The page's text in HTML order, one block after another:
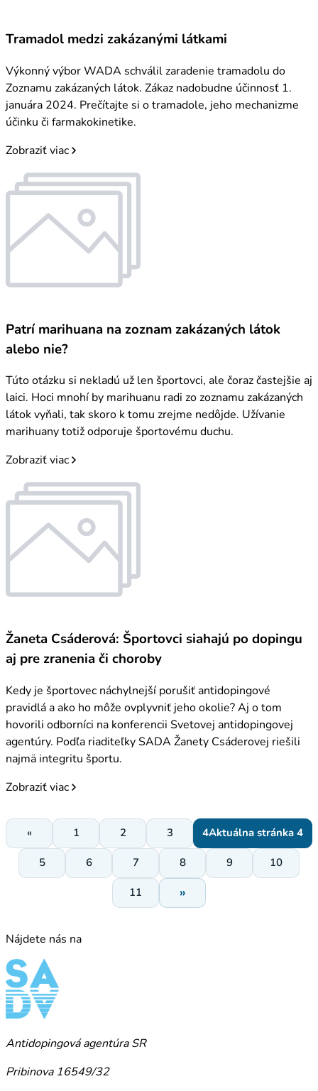
Tramadol medzi zakázanými látkami
Výkonný výbor WADA schválil zaradenie tramadolu do
Zoznamu zakázaných látok. Zákaz nadobudne účinnosť 1.
januára 2024. Prečítajte si o tramadole, jeho mechanizme
účinku či farmakokinetike.
Zobraziť viac
Patrí marihuana na zoznam zakázaných látok
alebo nie?
Túto otázku si nekladú už len športovci, ale čoraz častejšie aj
laici. Hoci mnohí by marihuanu radi zo zoznamu zakázaných
látok vyňali, tak skoro k tomu zrejme nedôjde. Užívanie
marihuany totiž odporuje športovému duchu.
Zobraziť viac
Žaneta Csáderová: Športovci siahajú po dopingu
aj pre zranenia či choroby
Kedy je športovec náchylnejší porušiť antidopingové
pravidlá a ako ho môže ovplyvniť jeho okolie? Aj o tom
hovorili odborníci na konferencii Svetovej antidopingovej
agentúry. Podľa riaditeľky SADA Žanety Csáderovej riešili
najmä integritu športu.
Zobraziť viac
« 1 2 3 4Aktuálna stránka 4
5 6 7 8 9 10
11 »
Nájdete nás na
Antidopingová agentúra SR
Pribinova 16549/32